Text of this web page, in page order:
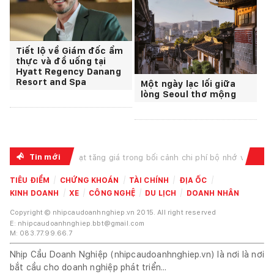
Tiết lộ về Giám đốc ẩm
thực và đồ uống tại
Hyatt Regency Danang
Resort and Spa
Một ngày lạc lối giữa
lòng Seoul thơ mộng
Tin mới
giá trong bối cảnh chi phí bộ nhớ và linh kiện lưu trữ leo thang, chịu t...
TIÊU ĐIỂM CHỨNG KHOÁN TÀI CHÍNH
ĐỊA ỐC
KINH DOANH
XE CÔNG NGHỆ DU LỊCH DOANH NHÂN
Copyright © nhipcaudoanhnghiep.vn 2015. All right reserved
E: nhipcaudoanhnghiep.bbt@gmail.com
M: 083.77.99.66.7
Nhịp Cầu Doanh Nghiệp (nhipcaudoanhnghiep.vn) là nơi là nơi
bắt cầu cho doanh nghiệp phát triển...